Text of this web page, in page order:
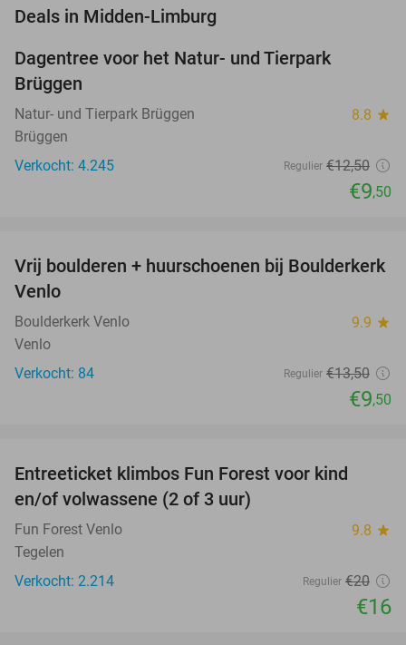
Deals in Midden-Limburg
Dagentree voor het Natur- und Tierpark
Brüggen
Natur- und Tierpark Brüggen 8.8 star
Brüggen
Verkocht: 4.245
Regulier €12,50
€9,50
30%
TODAY
Vrij boulderen + huurschoenen bij Boulderkerk
Venlo
Boulderkerk Venlo 9.9 star
Venlo
Verkocht: 84
Regulier €13,50
€9,50
Entreeticket klimbos Fun Forest voor kind
en/of volwassene (2 of 3 uur)
Fun Forest Venlo 9.8 star
Tegelen
Verkocht: 2.214
Regulier €20
€16